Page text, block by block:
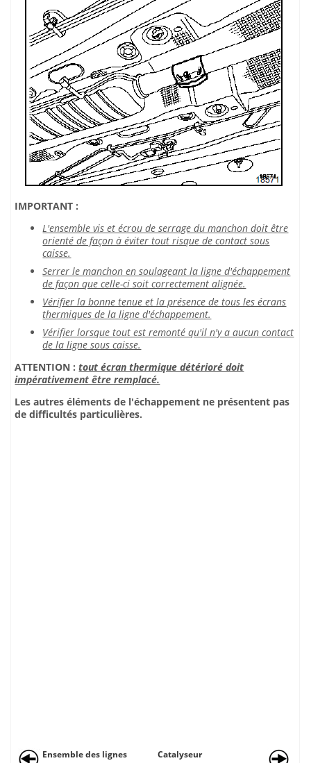
IMPORTANT :
L'ensemble vis et écrou de serrage du manchon doit être
orienté de façon à éviter tout risque de contact sous
caisse.
Serrer le manchon en soulageant la ligne d'échappement
de façon que celle-ci soit correctement alignée.
Vérifier la bonne tenue et la présence de tous les écrans
thermiques de la ligne d'échappement.
Vérifier lorsque tout est remonté qu'il n'y a aucun contact
de la ligne sous caisse.
ATTENTION :tout écran thermique détérioré doit
impérativement être remplacé.
Les autres éléments de l'échappement ne présentent pas
de difficultés particulières.
Ensemble des lignes Catalyseur